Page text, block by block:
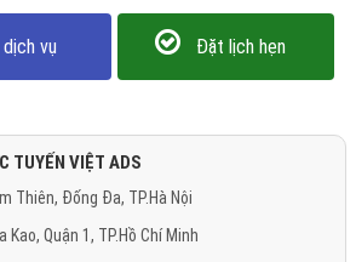
dịch vụ Đặt lịch hẹn
TUYẾN VIỆT ADS
Thiên, Đống Đa, TP.Hà Nội
Quận 1, TP.Hồ Chí Minh